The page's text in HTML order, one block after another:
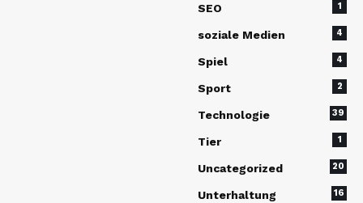
SEO 1
soziale Medien 4
Spiel 4
Sport 2
Technologie 39
Tier 1
Uncategorized 20
Unterhaltung 16